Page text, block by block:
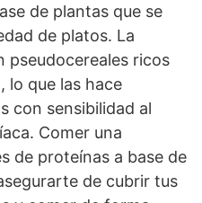
de plantas que se
de platos. La
pseudocereales ricos
lo que las hace
con sensibilidad al
Comer una
de proteínas a base de
de cubrir tus